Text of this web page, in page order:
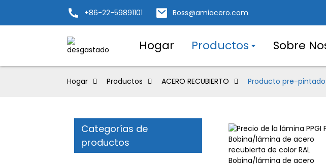
+86-22-59891101 Boss@amiacero.com
Hogar Productos Sobre
Hogar Productos ACERO RECUBIERTO Producto pre-pintado
Categorías de
productos